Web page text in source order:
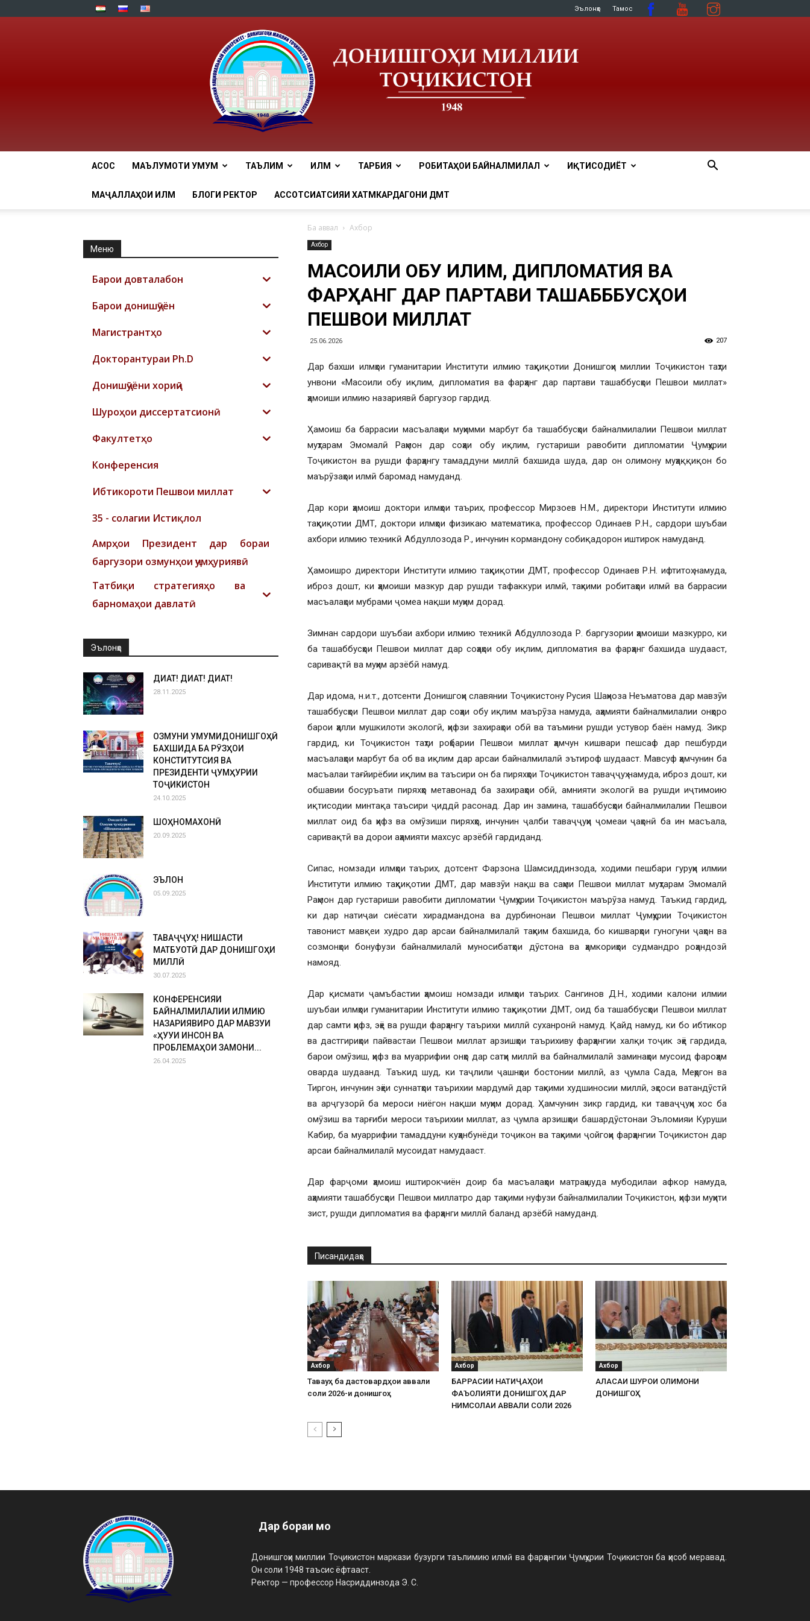
Эълонҳо Тамос
tnu
АСОСӢ МАЪЛУМОТИ УМУМӢ ТАЪЛИМ ИЛМ ТАРБИЯ РОБИТАҲОИ БАЙНАЛМИЛАЛӢ ИҚТИСОДИЁТ
МАҶАЛЛАҲОИ ИЛМӢ БЛОГИ РЕКТОР АССОТСИАТСИЯИ ХАТМКАРДАГОНИ ДМТ
Ба аввал Ахбор
Ахбор
МАСОИЛИ ОБУ ИҚЛИМ, ДИПЛОМАТИЯ ВА
ФАРҲАНГ ДАР ПАРТАВИ ТАШАБББУСҲОИ
ПЕШВОИ МИЛЛАТ
25.06.2026 207
Дар бахши илмҳои гуманитарии Институти илмию таҳқиқотии Донишгоҳи миллии Тоҷикистон таҳти
унвони «Масоили обу иқлим, дипломатия ва фарҳанг дар партави ташаббусҳои Пешвои миллат»
ҳамоиши илмию назариявӣ баргузор гардид.
Ҳамоиш ба баррасии масъалаҳои муҳимми марбут ба ташаббусҳои байналмилалии Пешвои миллат
муҳтарам Эмомалӣ Раҳмон дар соҳаи обу иқлим, густариши равобити дипломатии Ҷумҳурии
Тоҷикистон ва рушди фарҳангу тамаддуни миллӣ бахшида шуда, дар он олимону муҳаққиқон бо
маърӯзаҳои илмӣ баромад намуданд.
Дар кори ҳамоиш доктори илмҳои таърих, профессор Мирзоев Н.М., директори Институти илмию
таҳқиқотии ДМТ, доктори илмҳои физикаю математика, профессор Одинаев Р.Н., сардори шуъбаи
ахбори илмию техникӣ Абдуллозода Р., инчунин кормандону собиқадорон иштирок намуданд.
Ҳамоишро директори Институти илмию таҳқиқотии ДМТ, профессор Одинаев Р.Н. ифтитоҳ намуда,
иброз дошт, ки ҳамоиши мазкур дар рушди тафаккури илмӣ, таҳкими робитаҳои илмӣ ва баррасии
масъалаҳои мубрами ҷомеа нақши муҳим дорад.
Зимнан сардори шуъбаи ахбори илмию техникӣ Абдуллозода Р. баргузории ҳамоиши мазкурро, ки
ба ташаббусҳои Пешвои миллат дар соҳаҳои обу иқлим, дипломатия ва фарҳанг бахшида шудааст,
саривақтӣ ва муҳим арзёбӣ намуд.
Дар идома, н.и.т., дотсенти Донишгоҳи славянии Тоҷикистону Русия Шаҳноза Неъматова дар мавзӯи
ташаббусҳои Пешвои миллат дар соҳаи обу иқлим маърӯза намуда, аҳамияти байналмилалии онҳоро
барои ҳалли мушкилоти экологӣ, ҳифзи захираҳои обӣ ва таъмини рушди устувор баён намуд. Зикр
гардид, ки Тоҷикистон таҳти роҳбарии Пешвои миллат ҳамчун кишвари пешсаф дар пешбурди
масъалаҳои марбут ба об ва иқлим дар арсаи байналмилалӣ эътироф шудааст. Мавсуф ҳамчунин ба
масъалаи тағйирёбии иқлим ва таъсири он ба пиряхҳои Тоҷикистон таваҷҷуҳ намуда, иброз дошт, ки
обшавии босуръати пиряхҳо метавонад ба захираҳои обӣ, амнияти экологӣ ва рушди иҷтимоию
иқтисодии минтақа таъсири ҷиддӣ расонад. Дар ин замина, ташаббусҳои байналмилалии Пешвои
миллат оид ба ҳифз ва омӯзиши пиряхҳо, инчунин ҷалби таваҷҷуҳи ҷомеаи ҷаҳонӣ ба ин масъала,
саривақтӣ ва дорои аҳамияти махсус арзёбӣ гардиданд.
Сипас, номзади илмҳои таърих, дотсент Фарзона Шамсиддинзода, ходими пешбари гуруҳи илмии
Институти илмию таҳқиқотии ДМТ, дар мавзӯи нақш ва саҳми Пешвои миллат муҳтарам Эмомалӣ
Раҳмон дар густариши равобити дипломатии Ҷумҳурии Тоҷикистон маърӯза намуд. Таъкид гардид,
ки дар натиҷаи сиёсати хирадмандона ва дурбинонаи Пешвои миллат Ҷумҳурии Тоҷикистон
тавонист мавқеи худро дар арсаи байналмилалӣ таҳким бахшида, бо кишварҳои гуногуни ҷаҳон ва
созмонҳои бонуфузи байналмилалӣ муносибатҳои дӯстона ва ҳамкориҳои судмандро роҳандозӣ
намояд.
Дар қисмати ҷамъбастии ҳамоиш номзади илмҳои таърих. Сангинов Д.Н., ходими калони илмии
шуъбаи илмҳои гуманитарии Институти илмию таҳқиқотии ДМТ, оид ба ташаббусҳои Пешвои миллат
дар самти ҳифз, эҳё ва рушди фарҳангу таърихи миллӣ суханронӣ намуд. Қайд намуд, ки бо ибтикор
ва дастгириҳои пайвастаи Пешвои миллат арзишҳои таърихиву фарҳангии халқи тоҷик эҳё гардида,
барои омӯзиш, ҳифз ва муаррифии онҳо дар сатҳи миллӣ ва байналмилалӣ заминаҳои мусоид фароҳам
оварда шудаанд. Таъкид шуд, ки таҷлили ҷашнҳои бостонии миллӣ, аз ҷумла Сада, Меҳргон ва
Тиргон, инчунин эҳёи суннатҳои таърихии мардумӣ дар таҳкими худшиносии миллӣ, эҳсоси ватандӯстӣ
ва арҷгузорӣ ба мероси ниёгон нақши муҳим дорад. Ҳамчунин зикр гардид, ки таваҷҷуҳи хос ба
омӯзиш ва тарғиби мероси таърихии миллат, аз ҷумла арзишҳои башардӯстонаи Эъломияи Куруши
Кабир, ба муаррифии тамаддуни куҳанбунёди тоҷикон ва таҳкими ҷойгоҳи фарҳангии Тоҷикистон дар
арсаи байналмилалӣ мусоидат намудааст.
Дар фарҷоми ҳамоиш иштирокчиён доир ба масъалаҳои матраҳшуда мубодилаи афкор намуда,
аҳамияти ташаббусҳои Пешвои миллатро дар таҳкими нуфузи байналмилалии Тоҷикистон, ҳифзи муҳити
зист, рушди дипломатия ва фарҳанги миллӣ баланд арзёбӣ намуданд.
Писандидаҳо
Ахбор
Таваҷҷуҳ ба дастовардҳои аввали
соли 2026-и донишгоҳ
Ахбор
БАРРАСИИ НАТИҶАҲОИ
ФАЪОЛИЯТИ ДОНИШГОҲ ДАР
НИМСОЛАИ АВВАЛИ СОЛИ 2026
Ахбор
АЛАСАИ ШУРОИ ОЛИМОНИ
ДОНИШГОҲ
Меню
Барои довталабон
Барои донишҷӯён
Магистрантҳо
Докторантураи Ph.D
Донишҷӯёни хориҷӣ
Шyроҳои диссертатсионӣ
Факултетҳо
Конференсия
Ибтикороти Пешвои миллат
35 - солагии Истиқлол
Амрҳои Президент дар бораи
баргузори озмунҳои ҷумҳуриявӣ
Татбиқи стратегияҳо ва
барномаҳои давлатӣ
Эълонҳо
ДИҚҚАТ! ДИҚҚАТ! ДИҚҚАТ!
28.11.2025
ОЗМУНИ УМУМИДОНИШГОҲӢ
БАХШИДА БА РӮЗҲОИ
КОНСТИТУТСИЯ ВА
ПРЕЗИДЕНТИ ҶУМҲУРИИ
ТОҶИКИСТОН
24.10.2025
ШОҲНОМАХОНӢ
20.09.2025
ЭЪЛОН
05.09.2025
ТАВАҶҶУҲ! НИШАСТИ
МАТБУОТӢ ДАР ДОНИШГОҲИ
МИЛЛӢ
30.07.2025
КОНФЕРЕНСИЯИ
БАЙНАЛМИЛАЛИИ ИЛМИЮ
НАЗАРИЯВИРО ДАР МАВЗУИ
«ҲУҚУҚИ ИНСОН ВА
ПРОБЛЕМАҲОИ ЗАМОНИ...
26.04.2025
Дар бораи мо
Донишгоҳи миллии Тоҷикистон маркази бузурги таълимию илмӣ ва фарҳангии Ҷумҳурии Тоҷикистон ба ҳисоб меравад.
Он соли 1948 таъсис ёфтааст.
Ректор — профессор Насриддинзода Э. С.